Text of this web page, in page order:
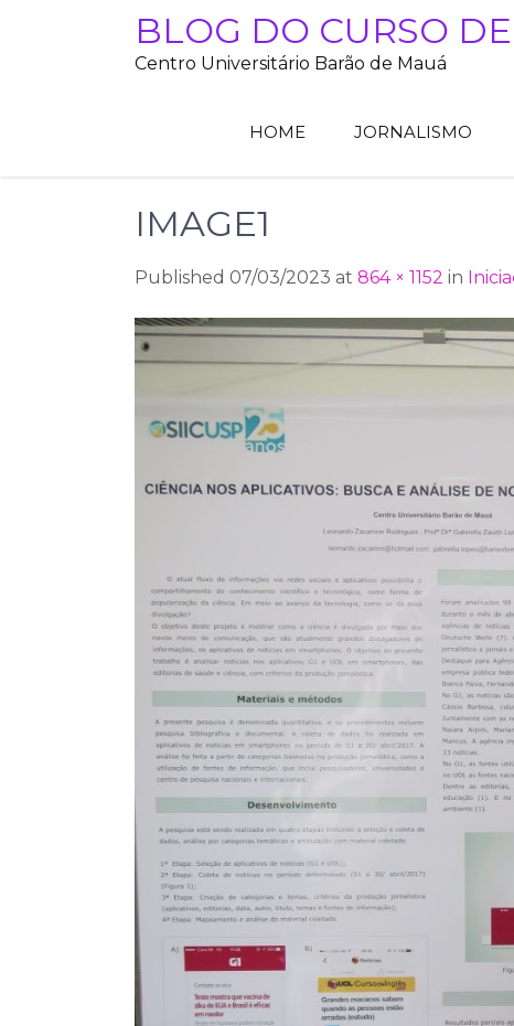
BLOG DO CURSO
Centro Universitário Barão de Mauá
HOME JORNALISMO
IMAGE1
Published 07/03/2023 at 864 × 1152 in